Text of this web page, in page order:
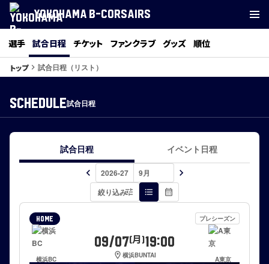
YOKOHAMA B-CORSAIRS
選手 試合日程 チケット ファンクラブ グッズ 順位
トップkeyboard_arrow_right 試合日程（リスト）
SCHEDULE試合日程
試合日程
イベント日程
keyboard_arrow_left
keyboard_arrow_right
絞り込みtune format_list_bulleted calendar_month
HOME プレシーズン
横浜BC
09/07(月) 19:00
location_on 横浜BUNTAI A東京